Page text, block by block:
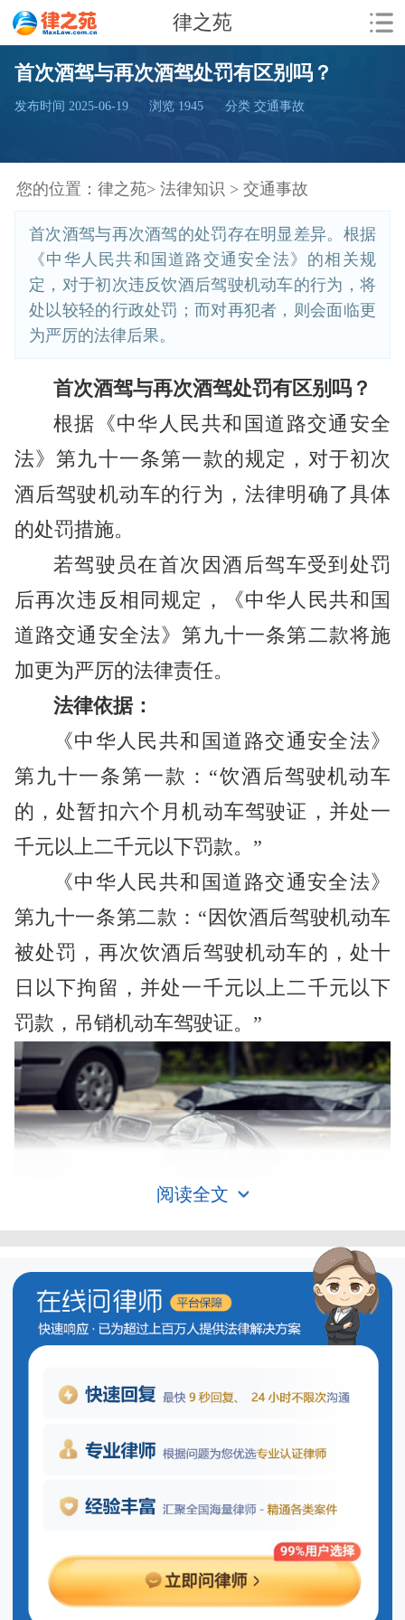
律之苑
首次酒驾与再次酒驾处罚有区别吗？
发布时间 2025-06-19 浏览 1945 分类 交通事故
您的位置： 律之苑> 法律知识 > 交通事故
首次酒驾与再次酒驾的处罚存在明显差异。根据
《中华人民共和国道路交通安全法》的相关规
定，对于初次违反饮酒后驾驶机动车的行为，将
处以较轻的行政处罚；而对再犯者，则会面临更
为严厉的法律后果。
首次酒驾与再次酒驾处罚有区别吗？
根据《中华人民共和国道路交通安全
法》第九十一条第一款的规定，对于初次
酒后驾驶机动车的行为，法律明确了具体
的处罚措施。
若驾驶员在首次因酒后驾车受到处罚
后再次违反相同规定，《中华人民共和国
道路交通安全法》第九十一条第二款将施
加更为严厉的法律责任。
法律依据：
《中华人民共和国道路交通安全法》
第九十一条第一款：“饮酒后驾驶机动车
的，处暂扣六个月机动车驾驶证，并处一
千元以上二千元以下罚款。”
《中华人民共和国道路交通安全法》
第九十一条第二款：“因饮酒后驾驶机动车
被处罚，再次饮酒后驾驶机动车的，处十
日以下拘留，并处一千元以上二千元以下
罚款，吊销机动车驾驶证。”
吊销驾照期间能否申请临时？
根据相关法律法规，在驾照被吊销期
间，驾驶人不得申请临时驾驶证。吊销驾
照是一种行政处罚措施，意味着在一定期
的权利。在此期间，任何试图通过申请临
时驾照来恢复驾驶资格的行为都是不允许
法律依据：
《中华人民共和国道路交通安全法》
阅读全文